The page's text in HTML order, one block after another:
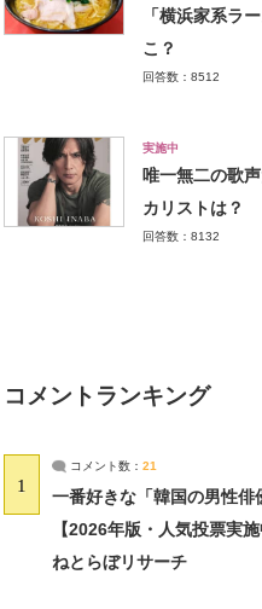
「横浜家系ラ
こ？
回答数：8512
実施中
唯一無二の歌
カリストは？
回答数：8132
コメントランキング
1
コメント数： 21
一番好きな「韓国の男性俳
【2026年版・人気投票実
ねとらぼリサーチ